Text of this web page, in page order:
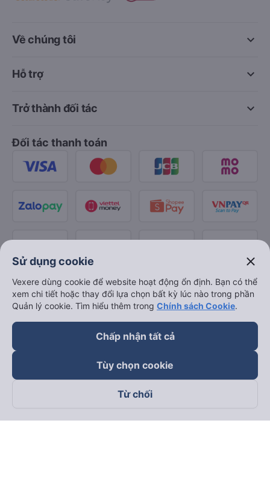
keyboard_arrow_down
Về chúng tôi
keyboard_arrow_down
Hỗ trợ
keyboard_arrow_down
Trở thành đối tác
Đối tác thanh toán
Theo dõi chúng tôi trên
Sử dụng cookie close
Vexere dùng cookie để website hoạt động ổn định. Bạn có thể
xem chi tiết hoặc thay đổi lựa chọn bất kỳ lúc nào trong phần
Quản lý cookie. Tìm hiểu thêm trong Chính sách Cookie.
Chấp nhận tất cả
Tùy chọn cookie
Từ chối